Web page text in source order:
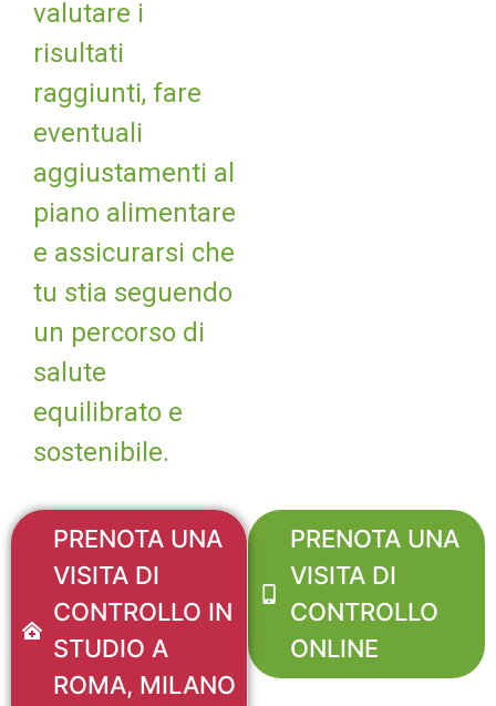
valutare i
risultati
raggiunti, fare
eventuali
aggiustamenti al
piano alimentare
e assicurarsi che
tu stia seguendo
un percorso di
salute
equilibrato e
sostenibile.
PRENOTA UNA
VISITA DI
CONTROLLO IN
STUDIO A
ROMA, MILANO
PRENOTA UNA
VISITA DI
CONTROLLO
ONLINE